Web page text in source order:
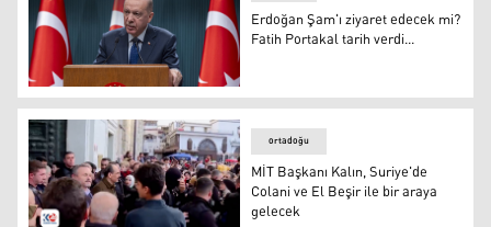
Erdoğan Şam'ı ziyaret edecek mi? Fatih Portakal tarih
Erdoğan Şam'ı ziyaret edecek mi?
Fatih Portakal tarih verdi...
ortadoğu
MİT Başkanı Kalın, Suriye'de
Colani ve El Beşir ile bir araya
gelecek